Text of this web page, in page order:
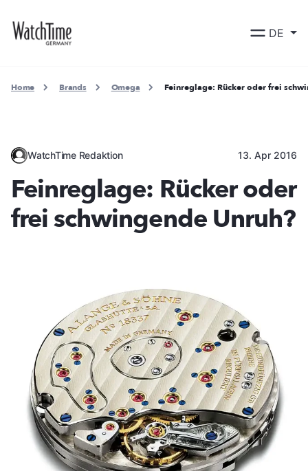
DE
Home Brands Omega Feinreglage: Rücker oder frei
WatchTime Redaktion 13. Apr 2016
Feinreglage: Rücker oder
frei schwingende Unruh?